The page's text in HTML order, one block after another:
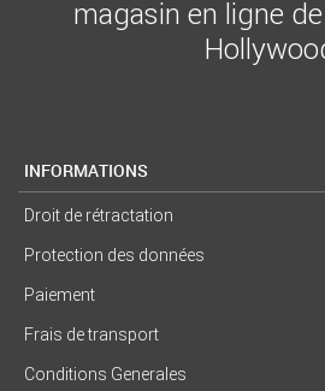
magasin en ligne
INFORMATIONS
Droit de rétractation
Protection des données
Paiement
Frais de transport
Conditions Generales